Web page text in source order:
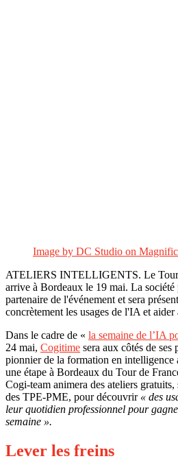
Image by DC Studio on Magnific
ATELIERS INTELLIGENTS. Le
arrive à Bordeaux le 19 mai. La
partenaire de l'événement et sera
concrètement les usages de l'IA et aider
Dans le cadre de « la semaine de l’IA
24 mai, Cogitime sera aux côtés de
pionnier de la formation en
une étape à Bordeaux du Tour de
Cogi-team animera des ateliers
des TPE-PME, pour découvrir « des
leur quotidien professionnel pour
semaine ».
Lever les freins